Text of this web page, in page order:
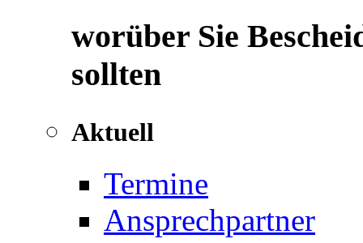
worüber Sie
sollten
Aktuell
Termine
Ansprechpartner